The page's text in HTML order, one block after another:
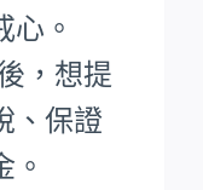
心。
，想提
、保證
。